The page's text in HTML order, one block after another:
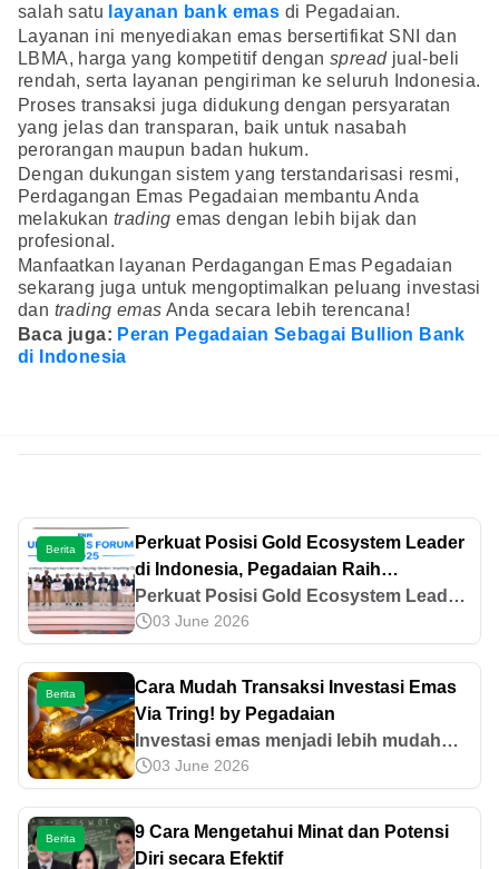
salah satu layanan bank emas di Pegadaian.
Layanan ini menyediakan emas bersertifikat SNI dan
LBMA, harga yang kompetitif dengan spreadjual-beli
rendah, serta layanan pengiriman ke seluruh Indonesia.
Proses transaksi juga didukung dengan persyaratan
yang jelas dan transparan, baik untuk nasabah
perorangan maupun badan hukum.
Dengan dukungan sistem yang terstandarisasi resmi,
Perdagangan Emas Pegadaian membantu Anda
melakukantrading emas dengan lebih bijak dan
profesional.
Manfaatkan layanan Perdagangan Emas Pegadaian
sekarang juga untuk mengoptimalkan peluang investasi
dan trading emas Anda secara lebih terencana!
Baca juga: Peran Pegadaian Sebagai Bullion Bank
di Indonesia
Berita
Perkuat Posisi Gold Ecosystem Leader
di Indonesia, Pegadaian Raih
Penghargaan Best Innovation Lewat
ATM Emas
Perkuat Posisi Gold Ecosystem Leader
di Indonesia, Pegadaian Raih
Penghargaan Best Innovation Lewat
ATM Emas
03 June 2026
Berita
Cara Mudah Transaksi Investasi Emas
Via Tring! by Pegadaian
Investasi emas menjadi lebih mudah
berkat fitur Tabungan Emas dan Cicil
Emas yang tersedia di aplikasi Tring! by
Pegadaian. Pahami prosedurnya di sini.
03 June 2026
Berita
9 Cara Mengetahui Minat dan Potensi
Diri secara Efektif